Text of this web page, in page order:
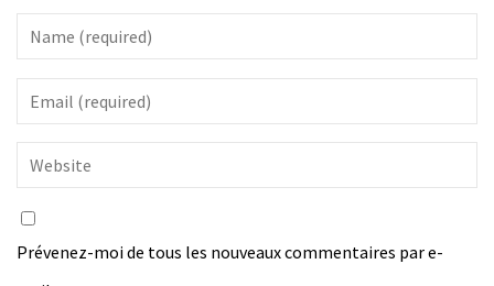
Prévenez-moi de tous les nouveaux commentaires par e-